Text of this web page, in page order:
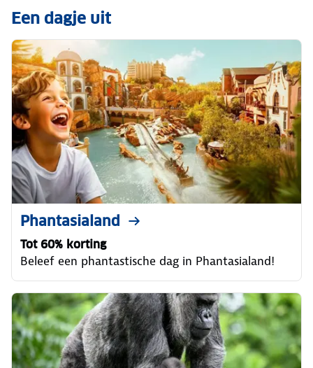
Een dagje uit
Phantasialand
Tot 60% korting
Beleef een phantastische dag in Phantasialand!